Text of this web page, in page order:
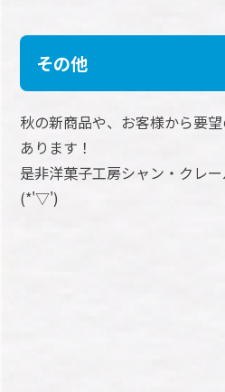
その他
秋の新商品や、お客様から要
あります！
是非洋菓子工房シャン・クレ
(*'▽')